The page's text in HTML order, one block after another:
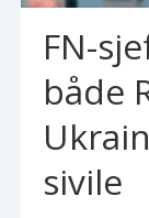
FN-
både
sivile